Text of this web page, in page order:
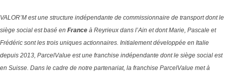
VALOR’M est une structure indépendante de commissionnaire de transport dont le
siège social est basé en France à Reyrieux dans l’Ain et dont Marie, Pascale et
Frédéric sont les trois uniques actionnaires. Initialement développée en Italie
depuis 2013, ParcelValue est une franchise indépendante dont le siège social est
en Suisse. Dans le cadre de notre partenariat, la franchise ParcelValue met à